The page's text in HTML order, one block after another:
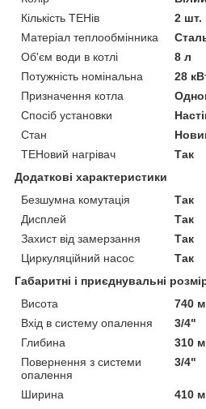
Кількість ТЕНів
2 шт.
Матеріал теплообмінника
Об'єм води в котлі
8 л
Потужність номінальна
28
Призначення котла
Спосіб установки
Стан
ТЕНовий нагрівач
Так
Додаткові характеристики
Безшумна комутація
Так
Дисплей
Так
Захист від замерзання
Так
Циркуляційний насос
Так
Габаритні і приєднувальні
Висота
740
Вхід в систему опалення
3/4"
Глибина
310
Повернення з системи
опалення
3/4"
Ширина
410